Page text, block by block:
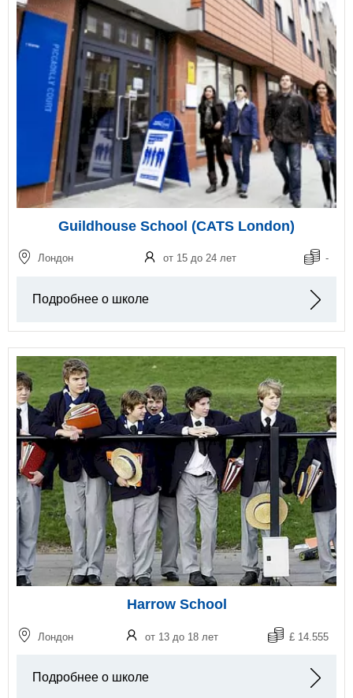
Guildhouse School (CATS London)
Лондон от 15 до 24 лет -
Подробнее о школе
Harrow School
Лондон от 13 до 18 лет £ 14.555
Подробнее о школе